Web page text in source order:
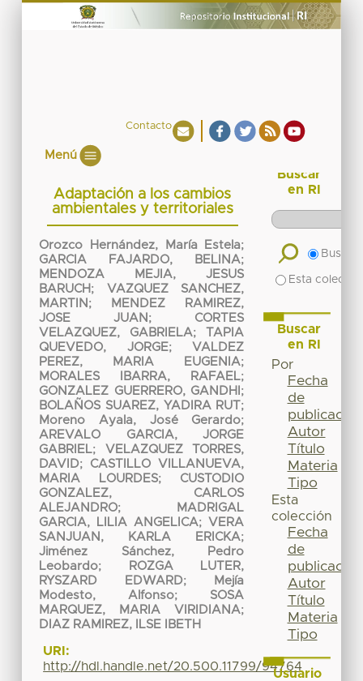
Contacto
Menú
Adaptación a los cambios
ambientales y territoriales
Orozco Hernández, María Estela;
GARCIA FAJARDO, BELINA;
MENDOZA MEJIA, JESUS
BARUCH ; VAZQUEZ SANCHEZ,
MARTIN ;
MENDEZ RAMIREZ,
JOSE JUAN ; CORTES
VELAZQUEZ, GABRIELA;
TAPIA
QUEVEDO, JORGE; VALDEZ
PEREZ, MARIA EUGENIA;
MORALES IBARRA, RAFAEL;
GONZALEZ GUERRERO, GANDHI ;
BOLAÑOS SUAREZ, YADIRA RUT ;
Moreno Ayala, José Gerardo;
AREVALO GARCIA, JORGE
GABRIEL; VELAZQUEZ TORRES,
DAVID; CASTILLO VILLANUEVA,
MARIA LOURDES; CUSTODIO
GONZALEZ, CARLOS
ALEJANDRO;
MADRIGAL
GARCIA, LILIA ANGELICA; VERA
SANJUAN, KARLA ERICKA;
Jiménez Sánchez, Pedro
Leobardo;
ROZGA LUTER,
RYSZARD EDWARD;
Mejía
Modesto, Alfonso; SOSA
MARQUEZ, MARIA VIRIDIANA;
DIAZ RAMIREZ, ILSE IBETH
URI:
http://hdl.handle.net/20.500.11799/94764
Buscar
en RI
Buscar
Esta
Buscar
en RI
Por
Fecha
de
publicación
Autor
Título
Materia
Tipo
Esta
colección
Fecha
de
publicación
Autor
Título
Materia
Tipo
Usuario